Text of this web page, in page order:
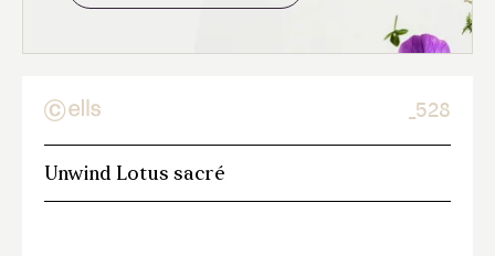
_528
Unwind Lotus sacré